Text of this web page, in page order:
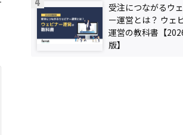
受注につながるウ
ー運営とは？ ウェ
運営の教科書【
版】